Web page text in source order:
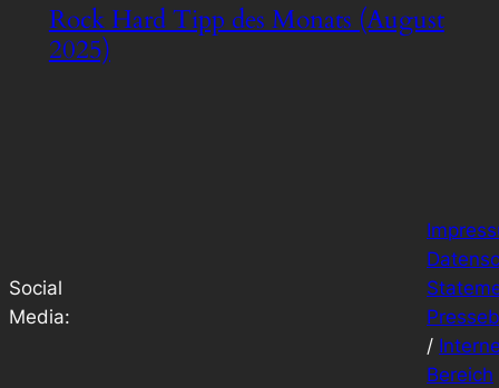
Rock Hard Tipp des Monats (August
2025)
Social
Media:
/
Bereich